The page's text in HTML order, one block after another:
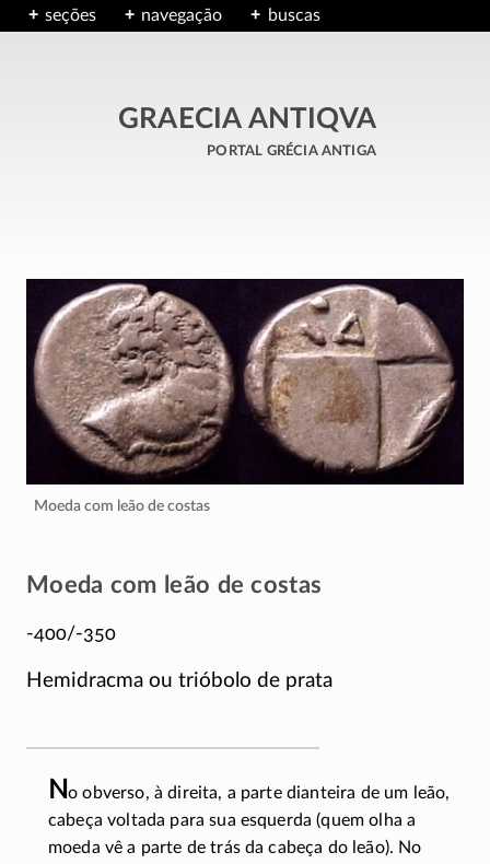
seções navegação buscas
GRAECIA ANTIQVA
portal grécia antiga
Moeda com leão de costas
Moeda com leão de costas
-400/-350
Hemidracma ou trióbolo de prata
No obverso, à direita, a parte dianteira de um leão,
cabeça voltada para sua esquerda (quem olha a
moeda vê a parte de trás da cabeça do leão). No